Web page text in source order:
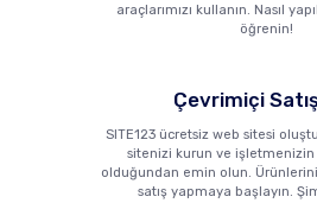
araçlarımızı kullanın. Nasıl
öğrenin!
Çevrimiçi
SITE123 ücretsiz web sitesi
sitenizi kurun ve işletmenizin
olduğundan emin olun.
satış yapmaya başlayın.